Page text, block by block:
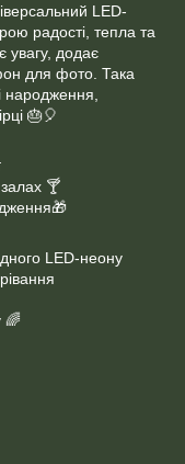
LED-
радості, тепла та
увагу, додає
для фото. Така
народження,
🎂🎈
🍸
LED-неону
🌈